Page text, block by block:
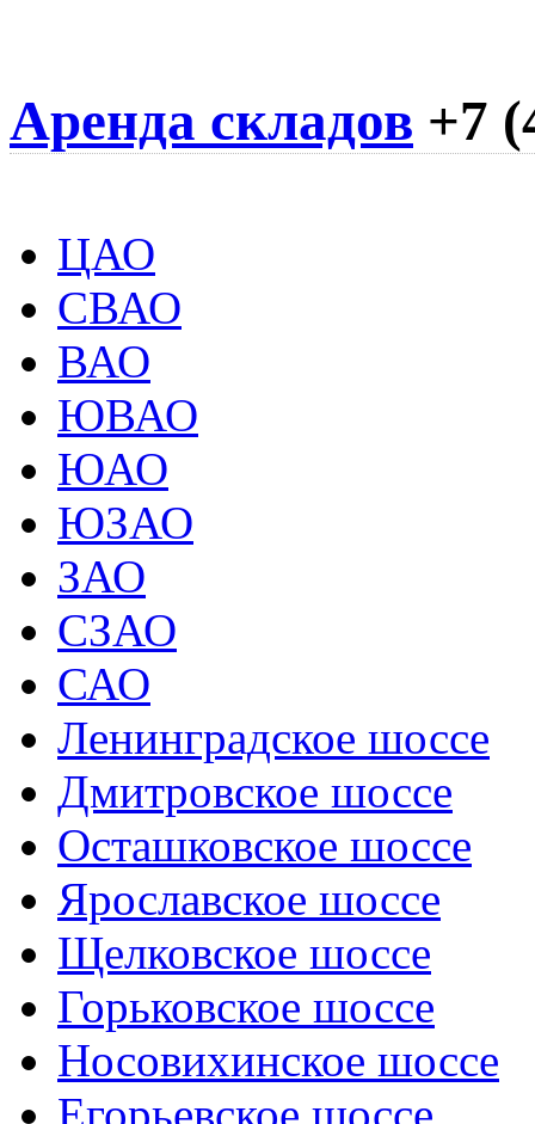
Аренда складов +7
ЦАО
СВАО
ВАО
ЮВАО
ЮАО
ЮЗАО
ЗАО
СЗАО
САО
Ленинградское шоссе
Дмитровское шоссе
Осташковское шоссе
Ярославское шоссе
Щелковское шоссе
Горьковское шоссе
Носовихинское шоссе